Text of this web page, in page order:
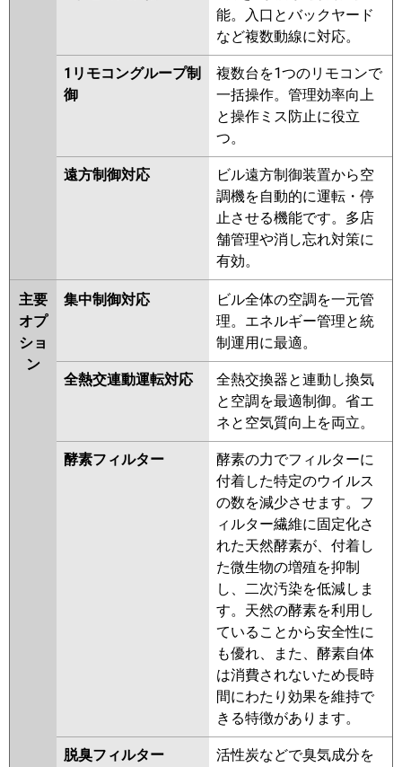
能。入口とバックヤード
など複数動線に対応。
1リモコングループ制
御
複数台を1つのリモコンで
一括操作。管理効率向上
と操作ミス防止に役立
つ。
遠方制御対応
ビル遠方制御装置から空
調機を自動的に運転・停
止させる機能です。多店
舗管理や消し忘れ対策に
有効。
主要
オプ
ショ
ン
集中制御対応
ビル全体の空調を一元管
理。エネルギー管理と統
制運用に最適。
全熱交連動運転対応
全熱交換器と連動し換気
と空調を最適制御。省エ
ネと空気質向上を両立。
酵素フィルター
酵素の力でフィルターに
付着した特定のウイルス
の数を減少させます。フ
ィルター繊維に固定化さ
れた天然酵素が、付着し
た微生物の増殖を抑制
し、二次汚染を低減しま
す。天然の酵素を利用し
ていることから安全性に
も優れ、また、酵素自体
は消費されないため長時
間にわたり効果を維持で
きる特徴があります。
脱臭フィルター
活性炭などで臭気成分を